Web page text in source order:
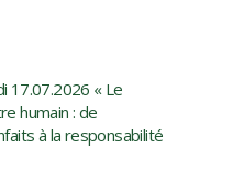
17.07.2026 « Le
humain : de
à la responsabilité